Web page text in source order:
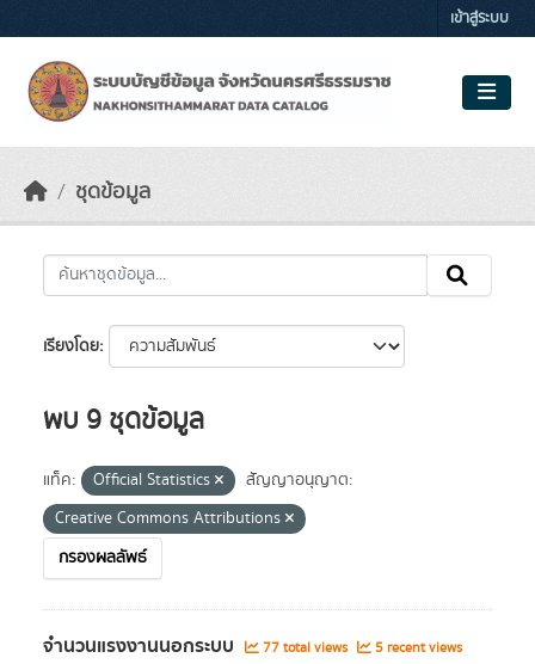
เข้าสู่ระบบ
ชุดข้อมูล
เรียงโดย
พบ 9 ชุดข้อมูล
แท็ค: Official Statistics
สัญญาอนุญาต:
Creative Commons Attributions
กรองผลลัพธ์
จำนวนแรงงานนอกระบบ 77 total views 5 recent views